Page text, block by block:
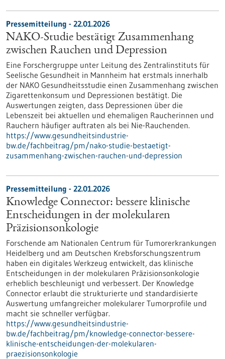
Pressemitteilung - 22.01.2026
NAKO-Studie bestätigt Zusammenhang
zwischen Rauchen und Depression
Eine Forschergruppe unter Leitung des Zentralinstituts für
Seelische Gesundheit in Mannheim hat erstmals innerhalb
der NAKO Gesundheitsstudie einen Zusammenhang zwischen
Zigarettenkonsum und Depressionen bestätigt. Die
Auswertungen zeigten, dass Depressionen über die
Lebenszeit bei aktuellen und ehemaligen Raucherinnen und
Rauchern häufiger auftraten als bei Nie-Rauchenden.
https://www.gesundheitsindustrie-
bw.de/fachbeitrag/pm/nako-studie-bestaetigt-
zusammenhang-zwischen-rauchen-und-depression
Pressemitteilung - 22.01.2026
Knowledge Connector: bessere klinische
Entscheidungen in der molekularen
Präzisionsonkologie
Forschende am Nationalen Centrum für Tumorerkrankungen
Heidelberg und am Deutschen Krebsforschungszentrum
haben ein digitales Werkzeug entwickelt, das klinische
Entscheidungen in der molekularen Präzisionsonkologie
erheblich beschleunigt und verbessert. Der Knowledge
Connector erlaubt die strukturierte und standardisierte
Auswertung umfangreicher molekularer Tumorprofile und
macht sie schneller verfügbar.
https://www.gesundheitsindustrie-
bw.de/fachbeitrag/pm/knowledge-connector-bessere-
klinische-entscheidungen-der-molekularen-
praezisionsonkologie